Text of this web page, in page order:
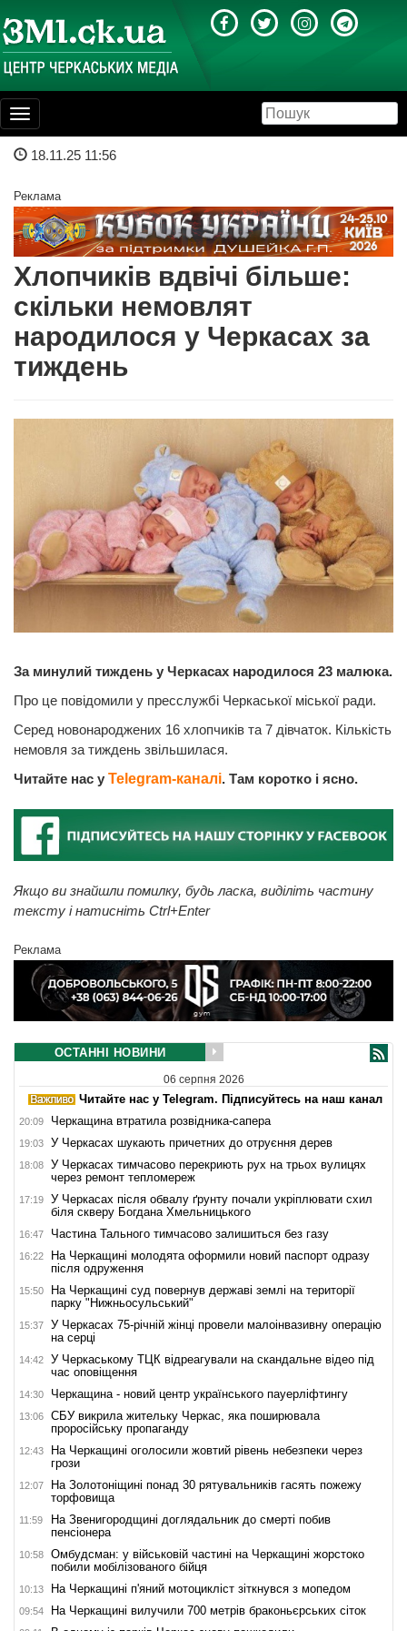
Toggle
navigation
18.11.25 11:56
Реклама
Хлопчиків вдвічі більше:
скільки немовлят
народилося у Черкасах за
тиждень
За минулий тиждень у Черкасах народилося 23 малюка.
Про це повідомили у пресслужбі Черкаської міської ради.
Серед новонароджених 16 хлопчиків та 7 дівчаток. Кількість
немовля за тиждень звільшилася.
Читайте нас у Telegram-каналі. Там коротко і ясно.
Якщо ви знайшли помилку, будь ласка, виділіть частину
тексту і натисніть Ctrl+Enter
Реклама
ОСТАННІ НОВИНИ
06 серпня 2026
Читайте нас у Telegram. Підписуйтесь на наш канал
20:09 Черкащина втратила розвідника-сапера
19:03 У Черкасах шукають причетних до отруєння дерев
18:08
У Черкасах тимчасово перекриють рух на трьох вулицях
через ремонт тепломереж
17:19
У Черкасах після обвалу ґрунту почали укріплювати схил
біля скверу Богдана Хмельницького
16:47 Частина Тального тимчасово залишиться без газу
16:22
На Черкащині молодята оформили новий паспорт одразу
після одруження
15:50
На Черкащині суд повернув державі землі на території
парку "Нижньосульський"
15:37
У Черкасах 75-річній жінці провели малоінвазивну операцію
на серці
14:42
У Черкаському ТЦК відреагували на скандальне відео під
час оповіщення
14:30 Черкащина - новий центр українського пауерліфтингу
13:06
СБУ викрила жительку Черкас, яка поширювала
проросійську пропаганду
12:43
На Черкащині оголосили жовтий рівень небезпеки через
грози
12:07
На Золотоніщині понад 30 рятувальників гасять пожежу
торфовища
11:59
На Звенигородщині доглядальник до смерті побив
пенсіонера
10:58
Омбудсман: у військовій частині на Черкащині жорстоко
побили мобілізованого бійця
10:13 На Черкащині п'яний мотоцикліст зіткнувся з мопедом
09:54 На Черкащині вилучили 700 метрів браконьєрських сіток